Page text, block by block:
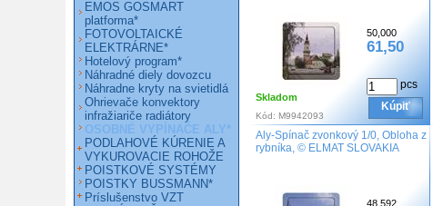
50,000
61,50
pcs
Kúpiť
Skladom
Kód: M9942093
Aly-Spínač zvonkový 1/0, Obloha z
rybníka, © ELMAT SLOVAKIA
48,592
EMOS GOSMART
platforma*
FOTOVOLTAICKÉ
ELEKTRÁRNE*
Hotelový program*
Náhradné diely dovozcu
Náhradne kryty na svietidlá
Ohrievače konvektory
infražiariče radiátory
OSOBNÉ VYPÍNAČE ALY*
PODLAHOVÉ KÚRENIE A
VYKUROVACIE ROHOŽE
POISTKOVÉ SYSTÉMY
POISTKY BUSSMANN*
Príslušenstvo VZT